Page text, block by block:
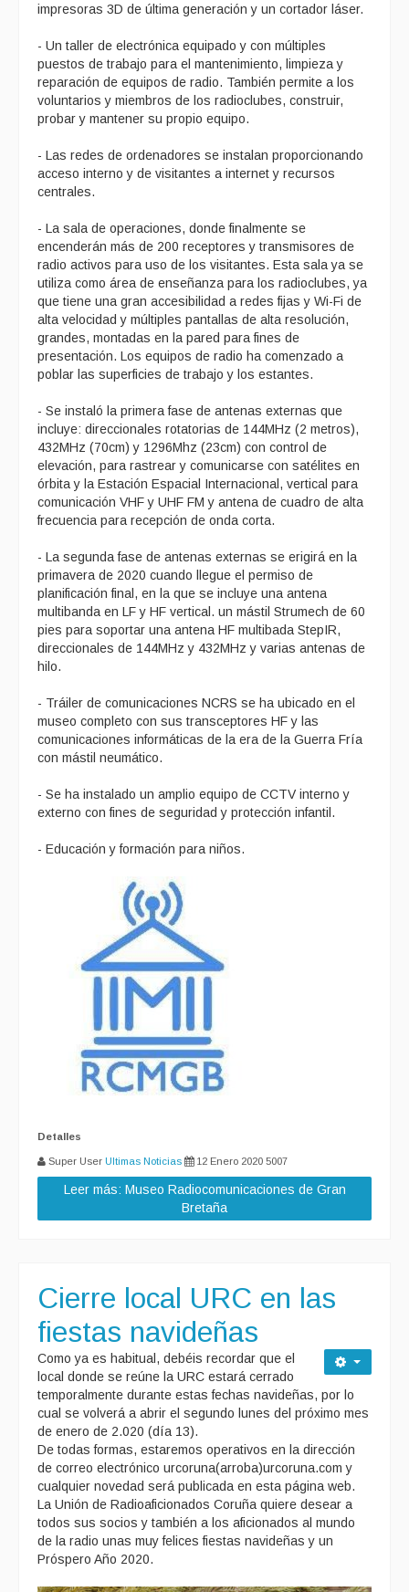
impresoras 3D de última generación y un cortador láser.
- Un taller de electrónica equipado y con múltiples
puestos de trabajo para el mantenimiento, limpieza y
reparación de equipos de radio. También permite a los
voluntarios y miembros de los radioclubes, construir,
probar y mantener su propio equipo.
- Las redes de ordenadores se instalan proporcionando
acceso interno y de visitantes a internet y recursos
centrales.
- La sala de operaciones, donde finalmente se
encenderán más de 200 receptores y transmisores de
radio activos para uso de los visitantes. Esta sala ya se
utiliza como área de enseñanza para los radioclubes, ya
que tiene una gran accesibilidad a redes fijas y Wi-Fi de
alta velocidad y múltiples pantallas de alta resolución,
grandes, montadas en la pared para fines de
presentación. Los equipos de radio ha comenzado a
poblar las superficies de trabajo y los estantes.
- Se instaló la primera fase de antenas externas que
incluye: direccionales rotatorias de 144MHz (2 metros),
432MHz (70cm) y 1296Mhz (23cm) con control de
elevación, para rastrear y comunicarse con satélites en
órbita y la Estación Espacial Internacional, vertical para
comunicación VHF y UHF FM y antena de cuadro de alta
frecuencia para recepción de onda corta.
- La segunda fase de antenas externas se erigirá en la
primavera de 2020 cuando llegue el permiso de
planificación final, en la que se incluye una antena
multibanda en LF y HF vertical. un mástil Strumech de 60
pies para soportar una antena HF multibada StepIR,
direccionales de 144MHz y 432MHz y varias antenas de
hilo.
- Tráiler de comunicaciones NCRS se ha ubicado en el
museo completo con sus transceptores HF y las
comunicaciones informáticas de la era de la Guerra Fría
con mástil neumático.
- Se ha instalado un amplio equipo de CCTV interno y
externo con fines de seguridad y protección infantil.
- Educación y formación para niños.
Detalles
Super User Ultimas Noticias 12 Enero 2020 5007
Leer más: Museo Radiocomunicaciones de Gran
Bretaña
Cierre local URC en las
fiestas navideñas
Como ya es habitual, debéis recordar que el
local donde se reúne la URC estará cerrado
temporalmente durante estas fechas navideñas, por lo
cual se volverá a abrir el segundo lunes del próximo mes
de enero de 2.020 (día 13).
De todas formas, estaremos operativos en la dirección
de correo electrónico urcoruna(arroba)urcoruna.com y
cualquier novedad será publicada en esta página web.
La Unión de Radioaficionados Coruña quiere desear a
todos sus socios y también a los aficionados al mundo
de la radio unas muy felices fiestas navideñas y un
Próspero Año 2020.